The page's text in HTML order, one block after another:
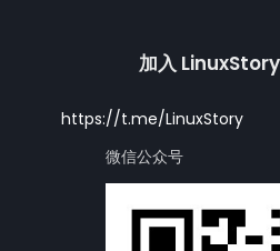
加入
https://t.me/LinuxStory
微信公众号